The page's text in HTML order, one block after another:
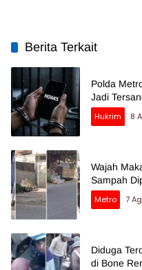
Berita Terkait
Polda
Jadi
Hukrim
8
Wajah
Sampah
Metro
7
Diduga
di Bone